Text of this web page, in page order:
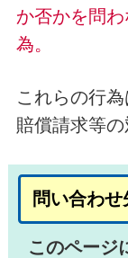
か否かを問
為。
これらの行
賠償請求等の
問い合わせ
このページ